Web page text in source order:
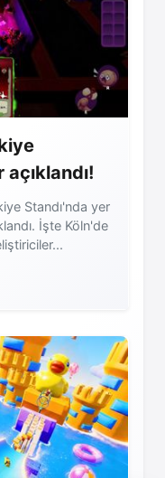
Standı'nda yer
İşte Köln'de